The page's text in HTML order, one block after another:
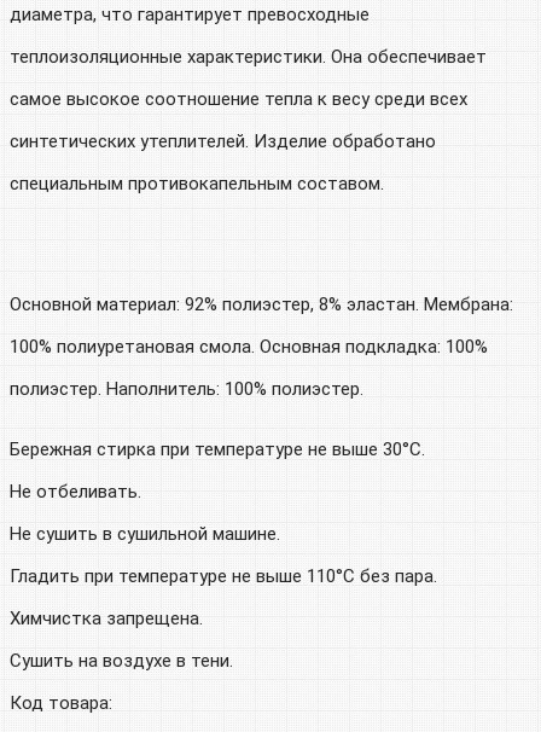
диаметра, что гарантирует превосходные
теплоизоляционные характеристики. Она обеспечивает
самое высокое соотношение тепла к весу среди всех
синтетических утеплителей. Изделие обработано
специальным противокапельным составом.
Основной материал: 92% полиэстер, 8% эластан. Мембрана:
100% полиуретановая смола. Основная подкладка: 100%
полиэстер. Наполнитель: 100% полиэстер.
Бережная стирка при температуре не выше 30°C.
Не отбеливать.
Не сушить в сушильной машине.
Гладить при температуре не выше 110°C без пара.
Химчистка запрещена.
Сушить на воздухе в тени.
Код товара: